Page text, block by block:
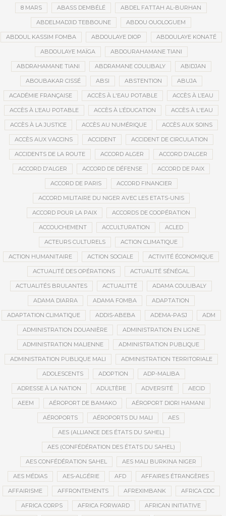
8 MARS ABASS DEMBÉLÉ ABDEL FATTAH AL-BURHAN
ABDELMADJID TEBBOUNE ABDOU OUOLOGUEM
ABDOUL KASSIM FOMBA ABDOULAYE DIOP ABDOULAYE KONATÉ
ABDOULAYE MAÏGA ABDOURAHAMANE TIANI
ABDRAHAMANE TIANI ABDRAMANE COULIBALY ABIDJAN
ABOUBAKAR CISSÉ ABSI ABSTENTION ABUJA
ACADÉMIE FRANÇAISE ACCÈS À L'EAU POTABLE ACCÈS À L’EAU
ACCÈS À L’EAU POTABLE ACCÈS À L’ÉDUCATION ACCÈS À L'EAU
ACCÈS À LA JUSTICE ACCÈS AU NUMÉRIQUE ACCÈS AUX SOINS
ACCÈS AUX VACCINS ACCIDENT ACCIDENT DE CIRCULATION
ACCIDENTS DE LA ROUTE ACCORD ALGER ACCORD D’ALGER
ACCORD D'ALGER ACCORD DE DÉFENSE ACCORD DE PAIX
ACCORD DE PARIS ACCORD FINANCIER
ACCORD MILITAIRE DU NIGER AVEC LES ETATS-UNIS
ACCORD POUR LA PAIX ACCORDS DE COOPÉRATION
ACCOUCHEMENT ACCULTURATION ACLED
ACTEURS CULTURELS ACTION CLIMATIQUE
ACTION HUMANITAIRE ACTION SOCIALE ACTIVITÉ ÉCONOMIQUE
ACTUALITÉ DES OPÉRATIONS ACTUALITÉ SÉNÉGAL
ACTUALITÉS BRULANTES ACTUALITTÉ ADAMA COULIBALY
ADAMA DIARRA ADAMA FOMBA ADAPTATION
ADAPTATION CLIMATIQUE ADDIS-ABEBA ADEMA-PASJ ADM
ADMINISTRATION DOUANIÈRE ADMINISTRATION EN LIGNE
ADMINISTRATION MALIENNE ADMINISTRATION PUBLIQUE
ADMINISTRATION PUBLIQUE MALI ADMINISTRATION TERRITORIALE
ADOLESCENTS ADOPTION ADP-MALIBA
ADRESSE À LA NATION ADULTÈRE ADVERSITÉ AECID
AEEM AÉROPORT DE BAMAKO AÉROPORT DIORI HAMANI
AÉROPORTS AÉROPORTS DU MALI AES
AES (ALLIANCE DES ÉTATS DU SAHEL)
AES (CONFÉDÉRATION DES ÉTATS DU SAHEL)
AES CONFÉDÉRATION SAHEL AES MALI BURKINA NIGER
AES MÉDIAS AES-ALGÉRIE AFD AFFAIRES ÉTRANGÈRES
AFFAIRISME AFFRONTEMENTS AFREXIMBANK AFRICA CDC
AFRICA CORPS AFRICA FORWARD AFRICAN INITIATIVE